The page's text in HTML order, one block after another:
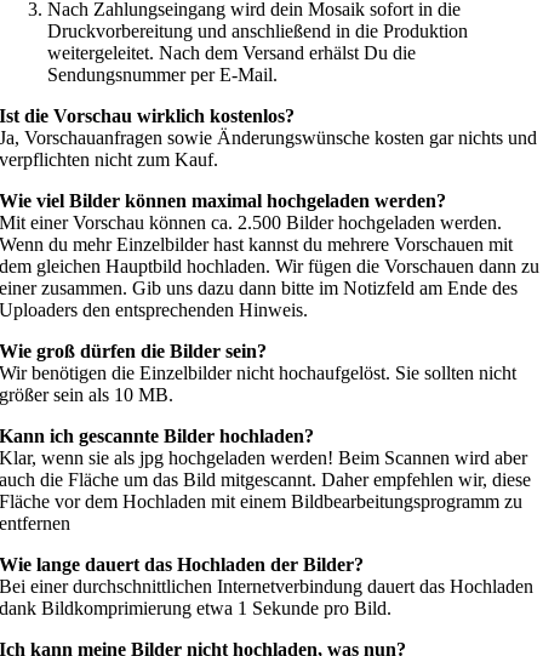
Nach Zahlungseingang wird dein Mosaik sofort in die
Druckvorbereitung und anschließend in die Produktion
weitergeleitet. Nach dem Versand erhälst Du die
Sendungsnummer per E-Mail.
Ist die Vorschau wirklich kostenlos?
Ja, Vorschauanfragen sowie Änderungswünsche kosten gar nichts und
verpflichten nicht zum Kauf.
Wie viel Bilder können maximal hochgeladen werden?
Mit einer Vorschau können ca. 2.500 Bilder hochgeladen werden.
Wenn du mehr Einzelbilder hast kannst du mehrere Vorschauen mit
dem gleichen Hauptbild hochladen. Wir fügen die Vorschauen dann zu
einer zusammen. Gib uns dazu dann bitte im Notizfeld am Ende des
Uploaders den entsprechenden Hinweis.
Wie groß dürfen die Bilder sein?
Wir benötigen die Einzelbilder nicht hochaufgelöst. Sie sollten nicht
größer sein als 10 MB.
Kann ich gescannte Bilder hochladen?
Klar, wenn sie als jpg hochgeladen werden! Beim Scannen wird aber
auch die Fläche um das Bild mitgescannt. Daher empfehlen wir, diese
Fläche vor dem Hochladen mit einem Bildbearbeitungsprogramm zu
entfernen
Wie lange dauert das Hochladen der Bilder?
Bei einer durchschnittlichen Internetverbindung dauert das Hochladen
dank Bildkomprimierung etwa 1 Sekunde pro Bild.
Ich kann meine Bilder nicht hochladen, was nun?